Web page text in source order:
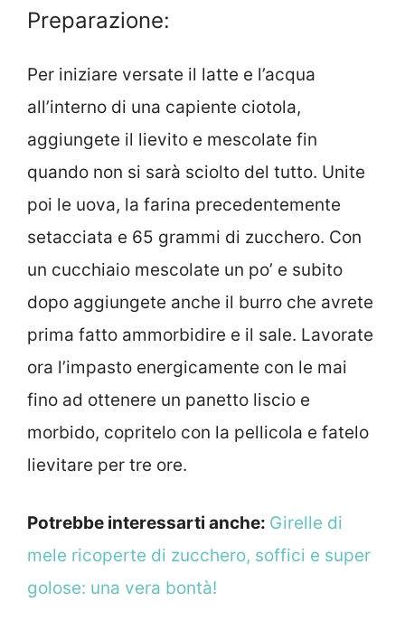
Preparazione:
Per iniziare versate il latte e l’acqua
all’interno di una capiente ciotola,
aggiungete il lievito e mescolate fin
quando non si sarà sciolto del tutto. Unite
poi le uova, la farina precedentemente
setacciata e 65 grammi di zucchero. Con
un cucchiaio mescolate un po’ e subito
dopo aggiungete anche il burro che avrete
prima fatto ammorbidire e il sale. Lavorate
ora l’impasto energicamente con le mai
fino ad ottenere un panetto liscio e
morbido, copritelo con la pellicola e fatelo
lievitare per tre ore.
Potrebbe interessarti anche: Girelle di
mele ricoperte di zucchero, soffici e super
golose: una vera bontà!